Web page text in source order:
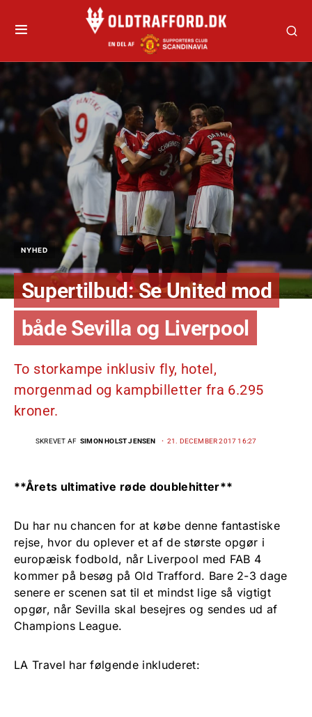
NYHED
Supertilbud: Se United mod
både Sevilla og Liverpool
To storkampe inklusiv fly, hotel,
morgenmad og kampbilletter fra 6.295
kroner.
SKREVET AF SIMON HOLST JENSEN 21. DECEMBER 2017 16:27
**Årets ultimative røde doublehitter**
Du har nu chancen for at købe denne fantastiske
rejse, hvor du oplever et af de største opgør i
europæisk fodbold, når Liverpool med FAB 4
kommer på besøg på Old Trafford. Bare 2-3 dage
senere er scenen sat til et mindst lige så vigtigt
opgør, når Sevilla skal besejres og sendes ud af
Champions League.
LA Travel har følgende inkluderet: